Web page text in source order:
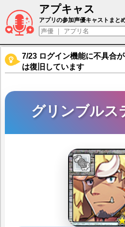
アプキャス
グリンブルスティ（
アプリの参加声優キャストまと
7/23 ログイン機能に不具合
は復旧しています
グリンブルス